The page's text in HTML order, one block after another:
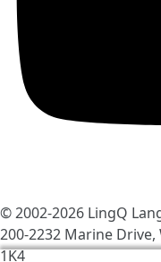
© 2002-2026 LingQ
200-2232 Marine Drive,
1K4